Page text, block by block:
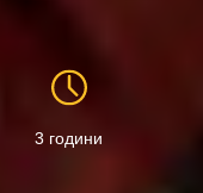
3 години